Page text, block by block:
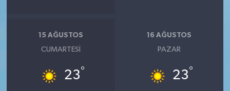
15 AĞUSTOS
CUMARTESI
23°
16 AĞUSTOS
PAZAR
23°